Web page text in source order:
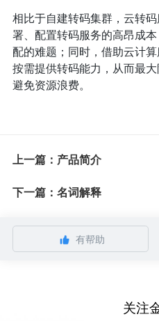
相比于自建转码集群，云转
署、配置转码服务的高昂成
配的难题；同时，借助云计
按需提供转码能力，从而最大
避免资源浪费。
上一篇：产品简介
下一篇：名词解释
有帮助
关注